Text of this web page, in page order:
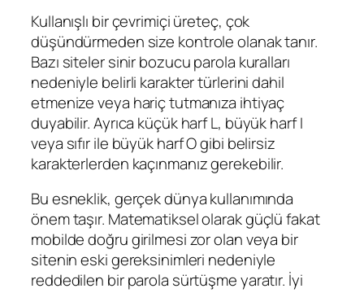
Kullanışlı bir çevrimiçi üreteç, çok
düşündürmeden size kontrole olanak tanır.
Bazı siteler sinir bozucu parola kuralları
nedeniyle belirli karakter türlerini dahil
etmenize veya hariç tutmanıza ihtiyaç
duyabilir. Ayrıca küçük harf L, büyük harf I
veya sıfır ile büyük harf O gibi belirsiz
karakterlerden kaçınmanız gerekebilir.
Bu esneklik, gerçek dünya kullanımında
önem taşır. Matematiksel olarak güçlü fakat
mobilde doğru girilmesi zor olan veya bir
sitenin eski gereksinimleri nedeniyle
reddedilen bir parola sürtüşme yaratır. İyi